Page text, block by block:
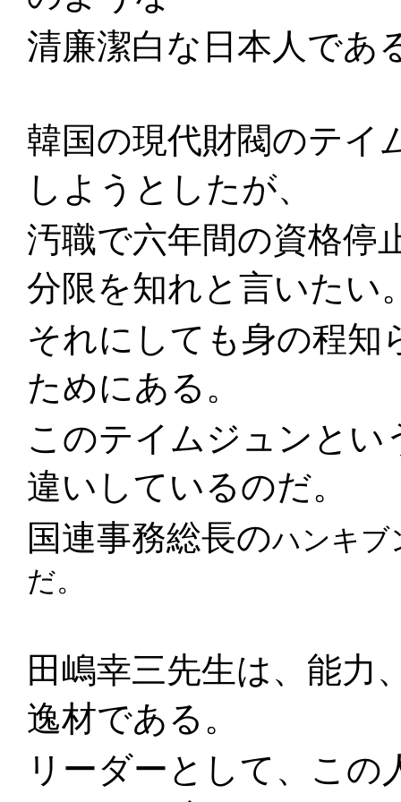
清廉潔白な日本人であ
韓国の現代財閥のテイ
しようとしたが、
汚職で六年間の資格停
分限を知れと言いたい
それにしても身の程知
ためにある。
このテイムジュンとい
違いしているのだ。
国連事務総長のハンキブ
だ。
田嶋幸三先生は、能力
逸材である。
リーダーとして、こ